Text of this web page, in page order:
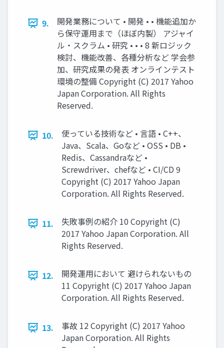
9.
開発業務について • 開発 • • 機能追加か
ら保守運用まで（ほぼ内製） アジャイ
ル・スクラム • 研究 • • • 8 新ロジック
検討、機能改善、各種分析など 学会参
加、研究成果の発表 オンラインテスト
環境の整備 Copyright (C) 2017 Yahoo
Japan Corporation. All Rights
Reserved.
10.
使っている技術など • 言語 • C++、
Java、Scala、Goなど • OSS • DB •
Redis、Cassandraなど •
Screwdriver、chefなど • CI/CD 9
Copyright (C) 2017 Yahoo Japan
Corporation. All Rights Reserved.
11.
失敗事例の紹介 10 Copyright (C)
2017 Yahoo Japan Corporation. All
Rights Reserved.
12.
開発運用において 避けられないもの
11 Copyright (C) 2017 Yahoo Japan
Corporation. All Rights Reserved.
13.
事故 12 Copyright (C) 2017 Yahoo
Japan Corporation. All Rights